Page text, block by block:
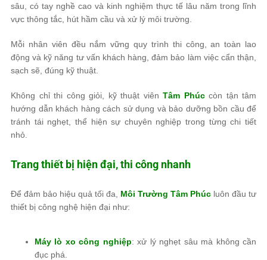
sâu, có tay nghề cao và kinh nghiệm thực tế lâu năm trong lĩnh
vực thông tắc, hút hầm cầu và xử lý môi trường.
Mỗi nhân viên đều nắm vững quy trình thi công, an toàn lao
động và kỹ năng tư vấn khách hàng, đảm bảo làm việc cẩn thận,
sạch sẽ, đúng kỹ thuật.
Không chỉ thi công giỏi, kỹ thuật viên Tâm Phúccòn tận tâm
hướng dẫn khách hàng cách sử dụng và bảo dưỡng bồn cầu để
tránh tái nghẹt, thể hiện sự chuyên nghiệp trong từng chi tiết
nhỏ.
Trang thiết bị hiện đại, thi công nhanh
Để đảm bảo hiệu quả tối đa, Môi Trường Tâm Phúc luôn đầu tư
thiết bị công nghệ hiện đại như:
Máy lò xo công nghiệp: xử lý nghẹt sâu mà không cần
đục phá.